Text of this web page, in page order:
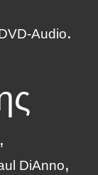
Audio
DiAnno